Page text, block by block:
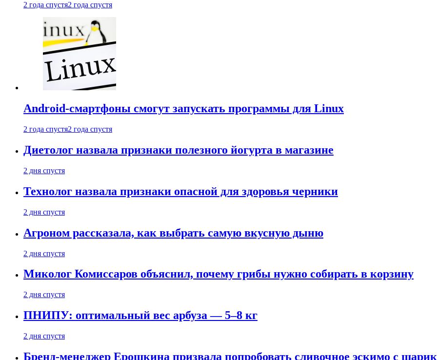
2 года спустя2 года спустя
Android-смартфоны смогут запускать программы для Linux
2 года спустя2 года спустя
Диетолог назвала признаки полезного йогурта в магазине
2 дня спустя
Технолог назвала признаки опасной для здоровья черники
2 дня спустя
Агроном рассказала, как выбрать самую вкусную дыню
2 дня спустя
Миколог Комиссаров объяснил, почему грибы нужно собирать в корзину
2 дня спустя
ПНИПУ: оптимальный вес арбуза — 5–8 кг
2 дня спустя
Бренд-менеджер Ерошкина призвала попробовать сливочное эскимо с